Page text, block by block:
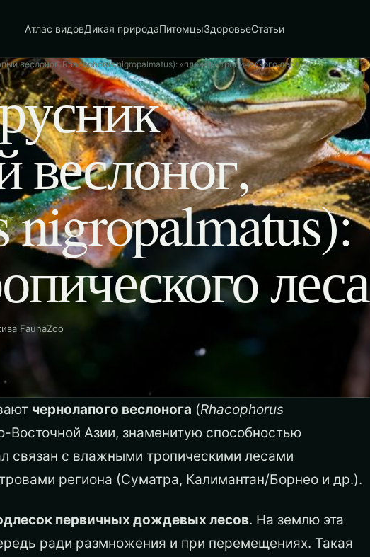
Атлас видовДикая природаПитомцыЗдоровьеСтатьи
веслоног, Rhacophorus nigropalmatus): «планёр» тропического леса
веслоног,
nigropalmatus):
леса
FaunaZoo
чернолапого веслонога (Rhacophorus
Азии, знаменитую способностью
связан с влажными тропическими лесами
региона (Суматра, Калимантан/Борнео и др.).
первичных дождевых лесов. На землю эта
ради размножения и при перемещениях. Такая